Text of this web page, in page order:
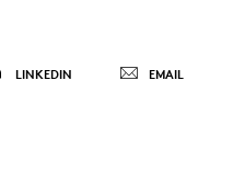
LINKEDIN EMAIL